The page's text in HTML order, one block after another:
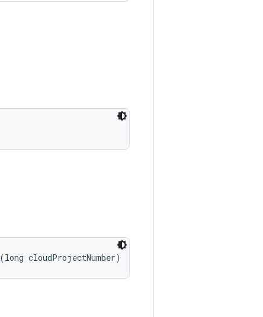
(long cloudProjectNumber)